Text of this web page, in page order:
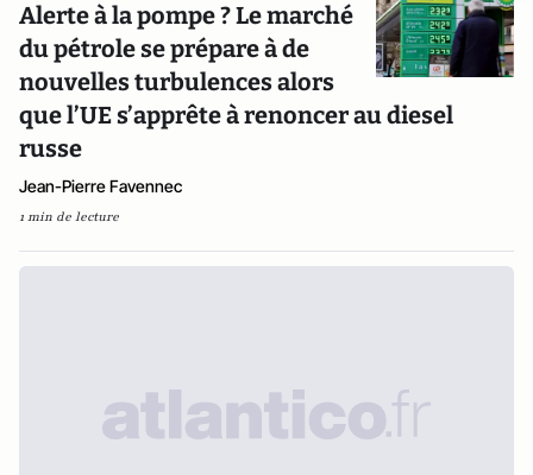
Alerte à la pompe ? Le marché
du pétrole se prépare à de
nouvelles turbulences alors
que l’UE s’apprête à renoncer au diesel
russe
Jean-Pierre Favennec
1 min de lecture